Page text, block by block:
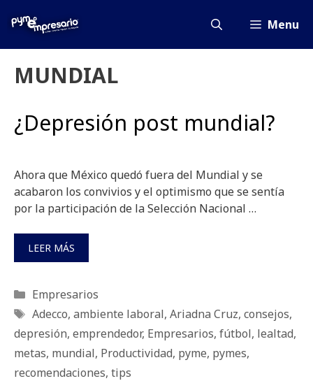
Menu
MUNDIAL
¿Depresión post mundial?
Ahora que México quedó fuera del Mundial y se
acabaron los convivios y el optimismo que se sentía
por la participación de la Selección Nacional …
LEER MÁS
Categorías
Empresarios
Etiquetas
Adecco, ambiente laboral, Ariadna Cruz, consejos,
depresión, emprendedor, Empresarios, fútbol, lealtad,
metas, mundial, Productividad, pyme, pymes,
recomendaciones, tips